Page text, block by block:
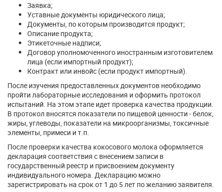
Заявка;
Уставные документы юридического лица;
Документы, по которым производится продукт;
Описание продукта;
Этикеточные надписи;
Договор уполномоченного иностранным изготовителем
лица (если импортный продукт);
Контракт или инвойс (если продукт импортный).
После изучения предоставленных документов необходимо
пройти лабораторные исследования и оформить протокол
испытаний. На этом этапе идет проверка качества продукции.
В протокол вносятся показатели по пищевой ценности - белок,
жиры, углеводы, показатели на микроорганизмы, токсичные
элементы, примеси и т.п.
После проверки качества кокосового молока оформляется
декларация соответствия с внесением записи в
государственный реестр и присвоением документу
индивидуального номера. Декларацию можно
зарегистрировать на срок от 1 до 5 лет по желанию заявителя.